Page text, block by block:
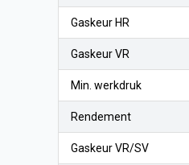
Gaskeur HR
Gaskeur VR
Min. werkdruk
Rendement
Gaskeur VR/SV